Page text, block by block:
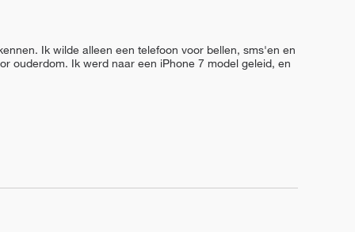
Ik wilde alleen een telefoon voor bellen, sms'en en
ouderdom. Ik werd naar een iPhone 7 model geleid, en